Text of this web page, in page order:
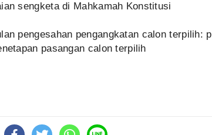
sengketa di Mahkamah Konstitusi
pengesahan pengangkatan calon terpilih:
pasangan calon terpilih